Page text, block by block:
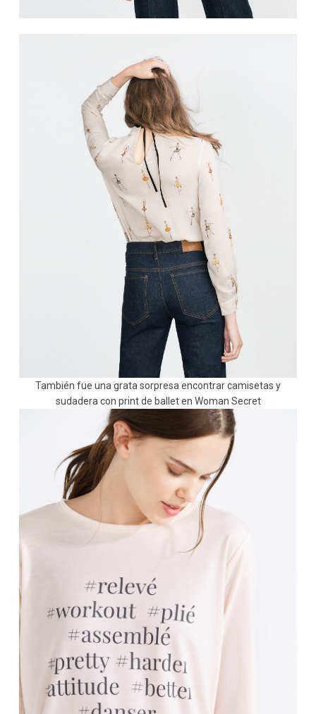
También fue una grata sorpresa encontrar camisetas y
sudadera con print de ballet en Woman Secret